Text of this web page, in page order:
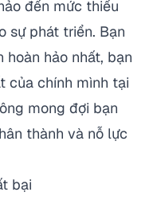
đến mức thiếu
sự phát triển. Bạn
hoàn hảo nhất, bạn
của chính mình tại
mong đợi bạn
thành và nỗ lực
bại